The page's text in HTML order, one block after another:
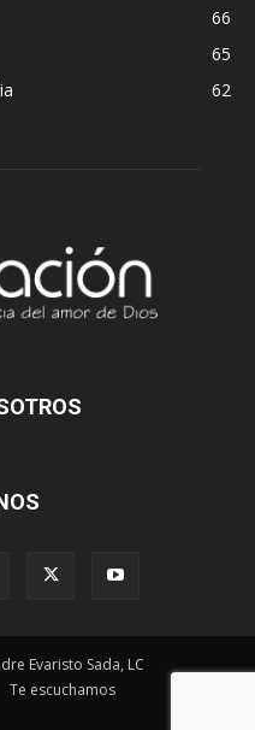
66
65
62
Evaristo Sada, LC
Te escuchamos